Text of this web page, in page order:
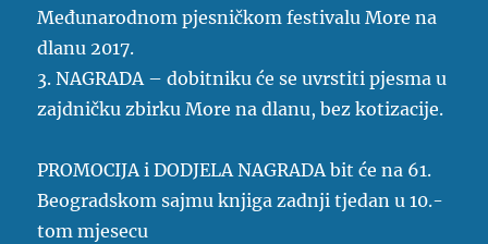
Međunarodnom pjesničkom festivalu More na
dlanu 2017.
3. NAGRADA – dobitniku će se uvrstiti pjesma u
zajdničku zbirku More na dlanu, bez kotizacije.
PROMOCIJA i DODJELA NAGRADA bit će na 61.
Beogradskom sajmu knjiga zadnji tjedan u 10.-
tom mjesecu